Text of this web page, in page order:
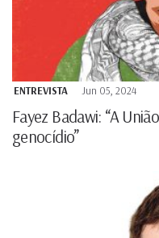
ENTREVISTA Jun 05, 2024
Fayez Badawi: “A
genocídio”